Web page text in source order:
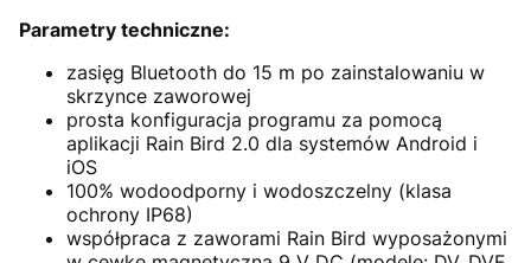
Parametry techniczne:
zasięg Bluetooth do 15 m po zainstalowaniu w
skrzynce zaworowej
prosta konfiguracja programu za pomocą
aplikacji Rain Bird 2.0 dla systemów Android i
iOS
100% wodoodporny i wodoszczelny (klasa
ochrony IP68)
współpraca z zaworami Rain Bird wyposażonymi